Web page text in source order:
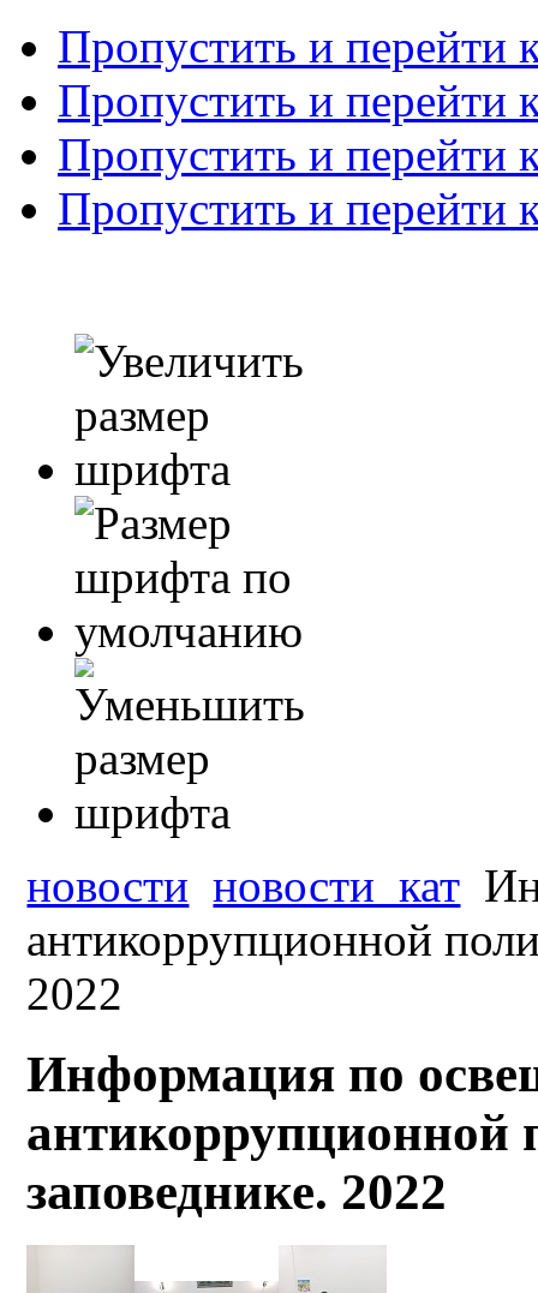
Пропустить и перейти
Пропустить и перейти
Пропустить и перейти
Пропустить и перейти
новости новости_кат
антикоррупционной
2022
Информация по
антикоррупционной
заповеднике. 2022